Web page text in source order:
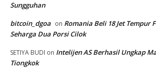
Sungguhan
bitcoin_dgoa on Romania Beli 18 Jet Tempur
Seharga Dua Porsi Cilok
SETIYA BUDI on Intelijen AS Berhasil Ungkap
Tiongkok